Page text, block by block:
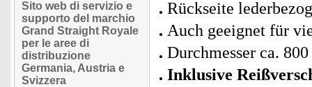
Sito web di servizio e
supporto del marchio
Grand Straight Royale
per le aree di
distribuzione
Germania, Austria e
Svizzera
Rückseite
Auch geeignet für
Durchmesser ca.
Inklusive